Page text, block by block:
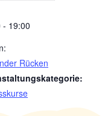
- 19:00
Rücken